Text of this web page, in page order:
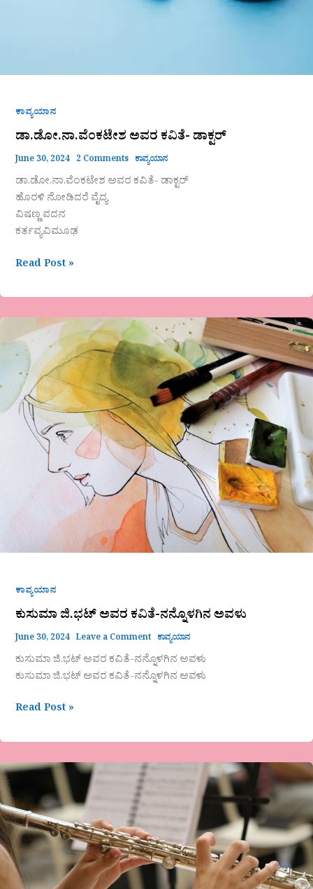
ಕಾವ್ಯಯಾನ
ಡಾ.ಡೋ.ನಾ.ವೆಂಕಟೇಶ ಅವರ ಕವಿತೆ- ಡಾಕ್ಟರ್
June 30, 2024 2 Comments ಕಾವ್ಯಯಾನ
ಡಾ.ಡೋ.ನಾ.ವೆಂಕಟೇಶ ಅವರ ಕವಿತೆ- ಡಾಕ್ಟರ್
ಹೊರಳಿ ನೋಡಿದರೆ ವೈದ್ಯ
ವಿಷಣ್ಣ ವದನ
ಕರ್ತವ್ಯವಿಮೂಢ
Read Post »
ಕಾವ್ಯಯಾನ
ಕುಸುಮಾ ಜಿ.ಭಟ್ ಅವರ ಕವಿತೆ-ನನ್ನೊಳಗಿನ ಅವಳು
June 30, 2024 Leave a Comment ಕಾವ್ಯಯಾನ
ಕುಸುಮಾ ಜಿ.ಭಟ್ ಅವರ ಕವಿತೆ-ನನ್ನೊಳಗಿನ ಅವಳು
ಕುಸುಮಾ ಜಿ.ಭಟ್ ಅವರ ಕವಿತೆ-ನನ್ನೊಳಗಿನ ಅವಳು
ಕುಸುಮಾ
ಜಿ.ಭಟ್
ಅವರ
ಕವಿತೆ-
ನನ್ನೊಳಗಿನ
ಅವಳು
Read Post »
ಬಾಗೇಪಲ್ಲಿ
ಗಜಲ್